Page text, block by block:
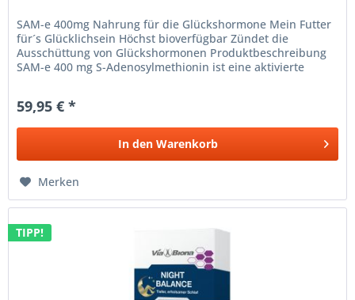
SAM-e 400mg Nahrung für die Glückshormone Mein Futter
für´s Glücklichsein Höchst bioverfügbar Zündet die
Ausschüttung von Glückshormonen Produktbeschreibung
SAM-e 400 mg S-Adenosylmethionin ist eine aktivierte
59,95 € *
In den Warenkorb
Merken
TIPP!